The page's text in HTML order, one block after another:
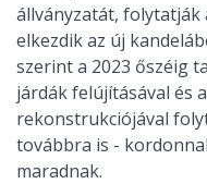
állványzatát, folytatják
elkezdik az új
szerint a 2023 őszéig
járdák felújításával és
rekonstrukciójával
továbbra is -
maradnak.